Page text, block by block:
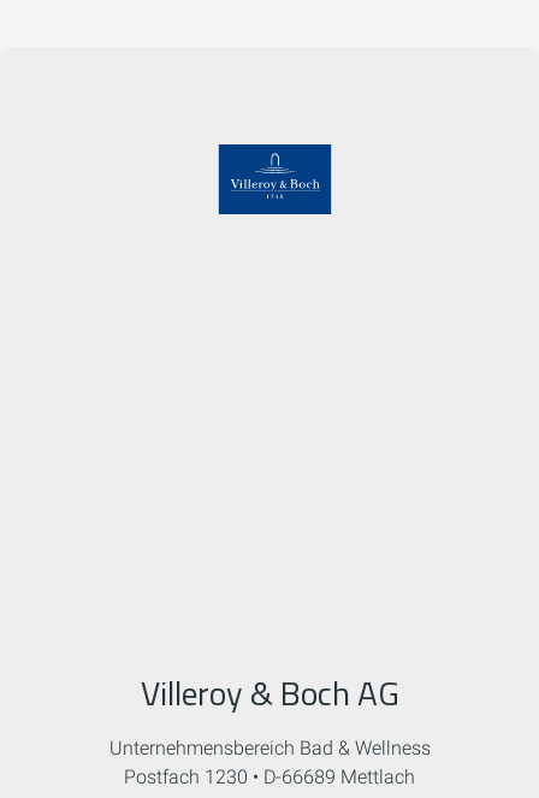
Villeroy & Boch AG
Unternehmensbereich Bad & Wellness
Postfach 1230 • D-66689 Mettlach